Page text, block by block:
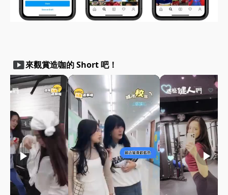
smart_display來觀賞造咖的 Short 吧！
play_arrow play_arrow play_arrow